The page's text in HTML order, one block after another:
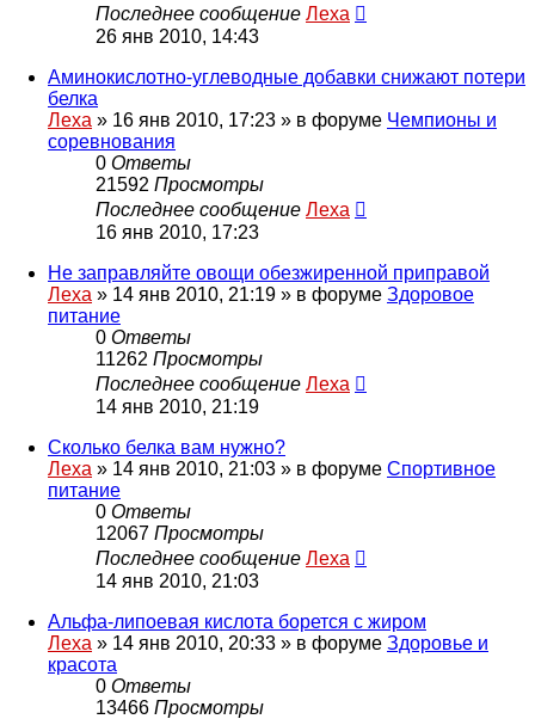
Последнее сообщение Леха
26 янв 2010, 14:43
Аминокислотно-углеводные добавки снижают потери
белка
Леха » 16 янв 2010, 17:23 » в форуме Чемпионы и
соревнования
0 Ответы
21592 Просмотры
Последнее сообщение Леха
16 янв 2010, 17:23
Не заправляйте овощи обезжиренной приправой
Леха » 14 янв 2010, 21:19 » в форуме Здоровое
питание
0 Ответы
11262 Просмотры
Последнее сообщение Леха
14 янв 2010, 21:19
Сколько белка вам нужно?
Леха » 14 янв 2010, 21:03 » в форуме Спортивное
питание
0 Ответы
12067 Просмотры
Последнее сообщение Леха
14 янв 2010, 21:03
Альфа-липоевая кислота борется с жиром
Леха » 14 янв 2010, 20:33 » в форуме Здоровье и
красота
0 Ответы
13466 Просмотры